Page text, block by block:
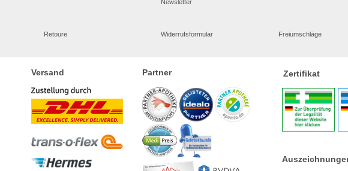
Newsletter
Retoure Widerrufsformular Freiumschläge
Versand Partner Zertifikat